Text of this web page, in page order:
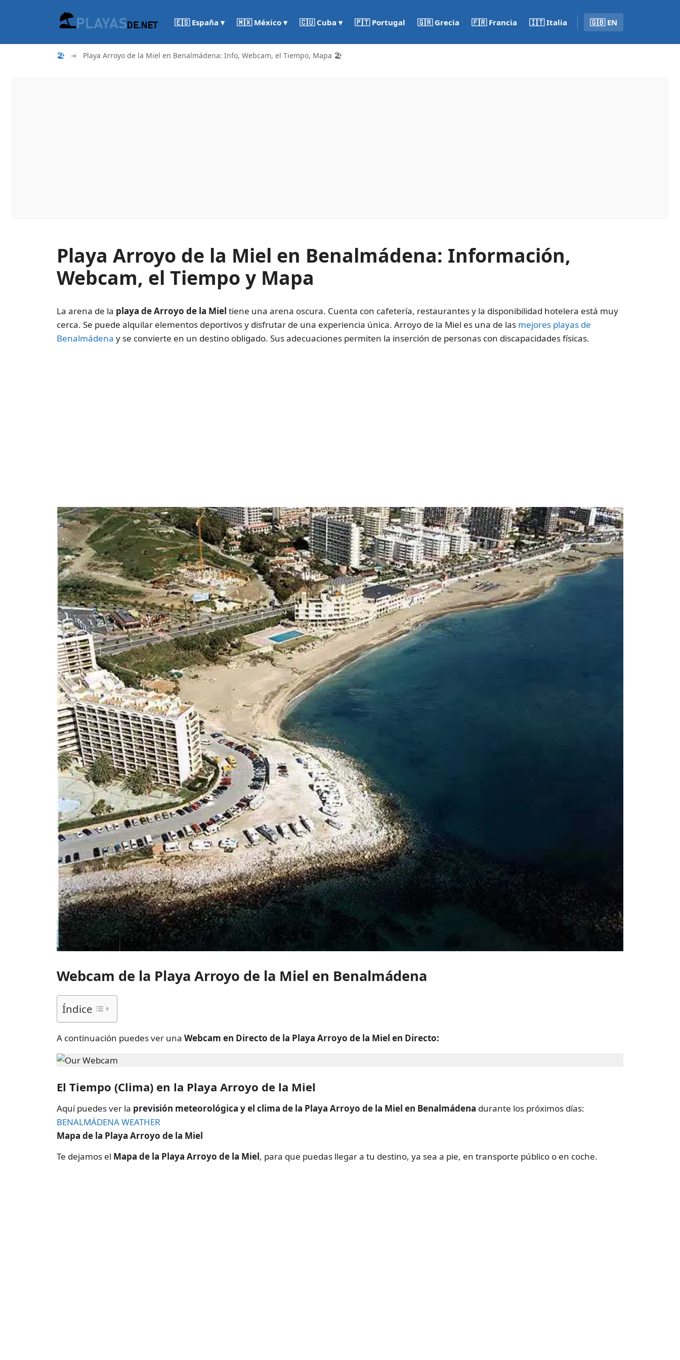
🇪🇸 España ▾ 🇲🇽 México ▾ 🇨🇺 Cuba ▾ 🇵🇹 Portugal 🇬🇷 Grecia 🇫🇷 Francia 🇮🇹 Italia 🇬🇧 EN
🏖 ➜ Playa Arroyo de la Miel en Benalmádena: Info, Webcam, el Tiempo, Mapa 🏖️
Playa Arroyo de la Miel en Benalmádena: Información,
Webcam, el Tiempo y Mapa
La arena de la playa de Arroyo de la Miel tiene una arena oscura. Cuenta con cafetería, restaurantes y la disponibilidad hotelera está muy
cerca. Se puede alquilar elementos deportivos y disfrutar de una experiencia única. Arroyo de la Miel es una de las mejores playas de
Benalmádena y se convierte en un destino obligado. Sus adecuaciones permiten la inserción de personas con discapacidades físicas.
Webcam de la Playa Arroyo de la Miel en Benalmádena
Índice
A continuación puedes ver una Webcam en Directo de la Playa Arroyo de la Miel en Directo:
El Tiempo (Clima) en la Playa Arroyo de la Miel
Aquí puedes ver la previsión meteorológica y el clima de la Playa Arroyo de la Miel en Benalmádena durante los próximos días:
BENALMÁDENA WEATHER
Mapa de la Playa Arroyo de la Miel
Te dejamos el Mapa de la Playa Arroyo de la Miel, para que puedas llegar a tu destino, ya sea a pie, en transporte público o en coche.